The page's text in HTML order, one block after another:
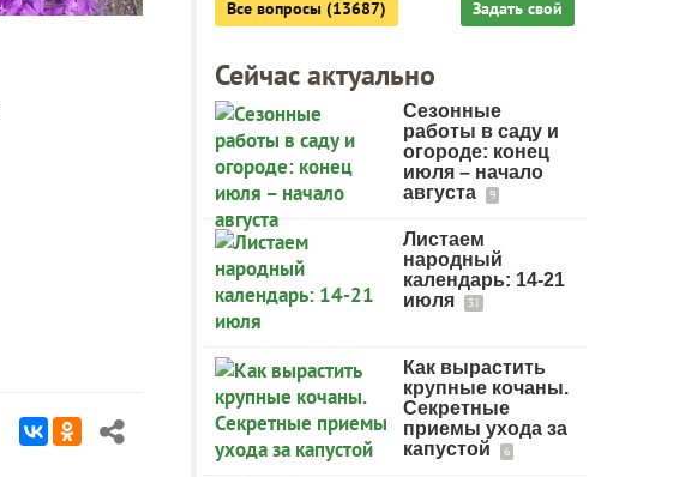
Все вопросы (13687) Задать свой
Сейчас актуально
Сезонные
работы в саду и
огороде: конец
июля – начало
августа
9
Листаем
народный
календарь: 14-21
июля
31
Как вырастить
крупные кочаны.
Секретные
приемы ухода за
капустой
6